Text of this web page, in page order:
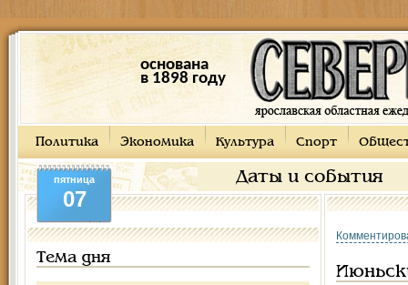
основана
в 1898 году
Политика Экономика Культура Спорт
Даты и события
пятница
07
Тема дня